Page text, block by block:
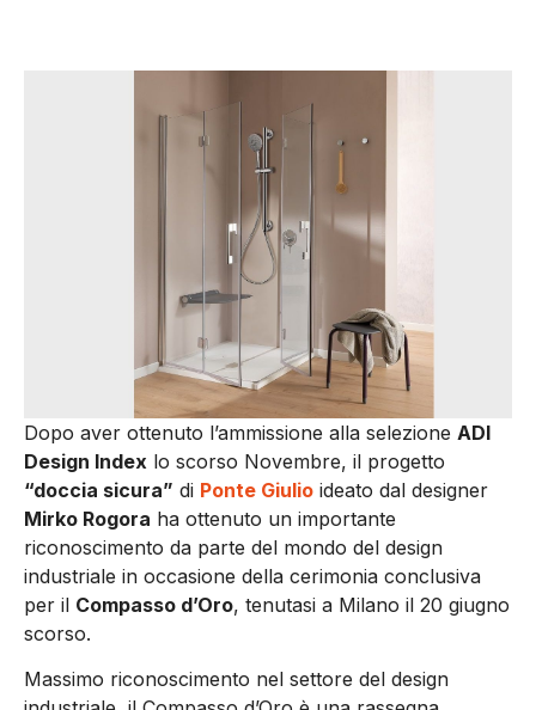
Dopo aver ottenuto l’ammissione alla selezione ADI
Design Index lo scorso Novembre, il progetto
“doccia sicura” di Ponte Giulio ideato dal designer
Mirko Rogora ha ottenuto un importante
riconoscimento da parte del mondo del design
industriale in occasione della cerimonia conclusiva
per il Compasso d’Oro, tenutasi a Milano il 20 giugno
scorso.
Massimo riconoscimento nel settore del design